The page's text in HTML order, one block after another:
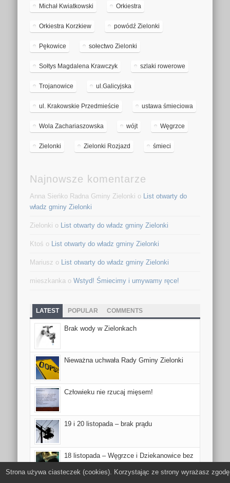
Michał Kwiatkowski Orkiestra
Orkiestra Korzkiew powódź Zielonki
Pękowice sołectwo Zielonki
Sołtys Magdalena Krawczyk szlaki rowerowe
Trojanowice ul.Galicyjska
ul. Krakowskie Przedmieście ustawa śmieciowa
Wola Zachariaszowska wójt Węgrzce
Zielonki Zielonki Rozjazd śmieci
Najnowsze komentarze
Anna Sieńko Radna Gminy Zielonki o List otwarty do
władz gminy Zielonki
Zielonki o List otwarty do władz gminy Zielonki
Ktoś o List otwarty do władz gminy Zielonki
Mariusz o List otwarty do władz gminy Zielonki
mieszkanka oWstyd! Śmiecimy i umywamy ręce!
LATEST POPULAR COMMENTS
Brak wody w Zielonkach
Nieważna uchwała Rady Gminy Zielonki
Człowieku nie rzucaj mięsem!
19 i 20 listopada – brak prądu
18 listopada – Węgrzce i Dziekanowice bez
Strona używa ciasteczek (cookies). Korzystając ze strony wyrażasz zgodę